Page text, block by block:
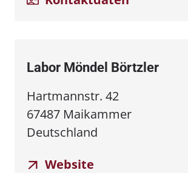
Labor Möndel Börtzler
Hartmannstr. 42
67487 Maikammer
Deutschland
Website